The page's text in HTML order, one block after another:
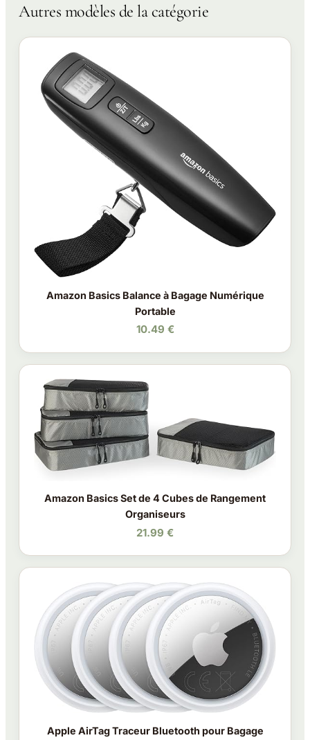
Autres modèles de la catégorie
Amazon Basics Balance à Bagage Numérique
Portable
10.49 €
Amazon Basics Set de 4 Cubes de Rangement
Organiseurs
21.99 €
Apple AirTag Traceur Bluetooth pour Bagage